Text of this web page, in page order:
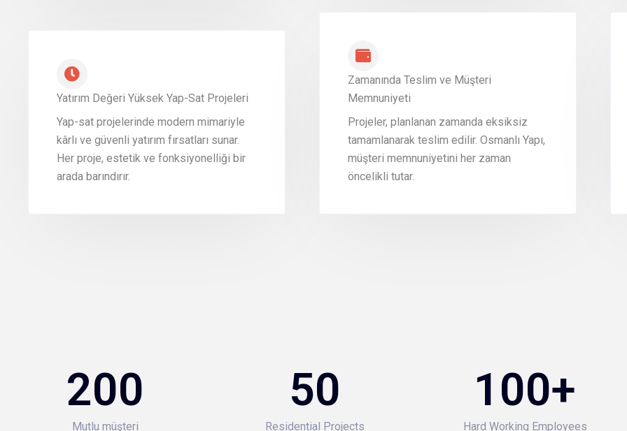
Yatırım Değeri Yüksek Yap-Sat Projeleri
Yap-sat projelerinde modern mimariyle
kârlı ve güvenli yatırım fırsatları sunar.
Her proje, estetik ve fonksiyonelliği bir
arada barındırır.
Zamanında Teslim ve Müşteri
Memnuniyeti
Projeler, planlanan zamanda eksiksiz
tamamlanarak teslim edilir. Osmanlı Yapı,
müşteri memnuniyetini her zaman
öncelikli tutar.
Mutlu müşteri
200
Residential Projects
50
Hard Working Employees
100+